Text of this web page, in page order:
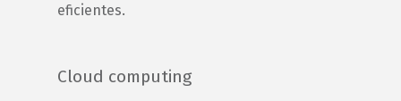
eficientes.
Cloud computing